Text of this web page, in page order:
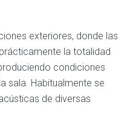
exteriores, donde las
la totalidad
condiciones
sala. Habitualmente se
de diversas